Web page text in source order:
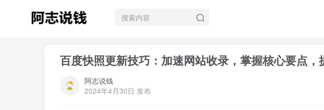
百度快照更新技巧：加速网站收录，掌握核心要点，
阿志说钱
2024年4月30日 发布